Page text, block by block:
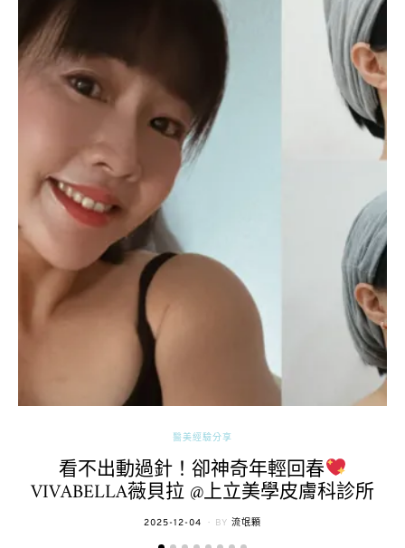
醫美經驗分享
看不出動過針！卻神奇年輕回春
VIVABELLA薇貝拉 @上立美學皮膚科診所
POSTED
2025-12-04 BY 流氓顆